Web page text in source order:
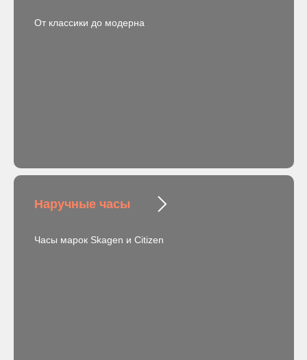
От классики до модерна
Наручные часы
Часы марок Skagen и Citizen